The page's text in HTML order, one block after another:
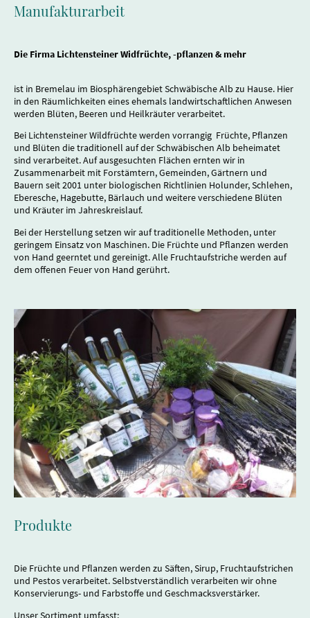
Manufakturarbeit
Die Firma Lichtensteiner Widfrüchte, -pflanzen & mehr
ist in Bremelau im Biosphärengebiet Schwäbische Alb zu Hause. Hier
in den Räumlichkeiten eines ehemals landwirtschaftlichen Anwesen
werden Blüten, Beeren und Heilkräuter verarbeitet.
Bei Lichtensteiner Wildfrüchte werden vorrangig Früchte, Pflanzen
und Blüten die traditionell auf der Schwäbischen Alb beheimatet
sind verarbeitet. Auf ausgesuchten Flächen ernten wir in
Zusammenarbeit mit Forstämtern, Gemeinden, Gärtnern und
Bauern seit 2001 unter biologischen Richtlinien Holunder, Schlehen,
Eberesche, Hagebutte, Bärlauch und weitere verschiedene Blüten
und Kräuter im Jahreskreislauf.
Bei der Herstellung setzen wir auf traditionelle Methoden, unter
geringem Einsatz von Maschinen. Die Früchte und Pflanzen werden
von Hand geerntet und gereinigt. Alle Fruchtaufstriche werden auf
dem offenen Feuer von Hand gerührt.
Produkte
Die Früchte und Pflanzen werden zu Säften, Sirup, Fruchtaufstrichen
und Pestos verarbeitet. Selbstverständlich verarbeiten wir ohne
Konservierungs- und Farbstoffe und Geschmacksverstärker.
Unser Sortiment umfasst: